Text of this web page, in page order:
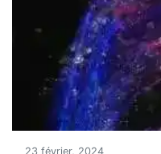
23 février, 2024